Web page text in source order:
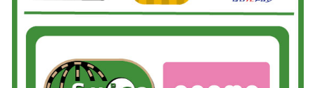
2026/06/01
市川市よりお越しのお客様のiPhone5の充電不良修理をさせて頂きました！
ありがとうございました！
松戸市よりお越しのお客様のiPhone13のガラス交換をさせて頂きました！
ありがとうございました！